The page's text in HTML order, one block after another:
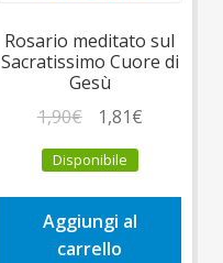
Rosario meditato sul
Sacratissimo Cuore di
Gesù
1,90€
prezzo
originale
era:
1,90€.
1,81€Il
è:
Disponibile
Aggiungi al
carrello